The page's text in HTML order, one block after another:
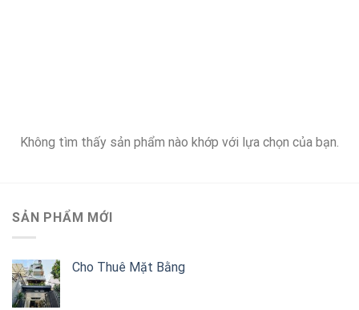
Không tìm thấy sản phẩm nào khớp với lựa chọn của bạn.
SẢN PHẨM MỚI
Cho Thuê Mặt Bằng